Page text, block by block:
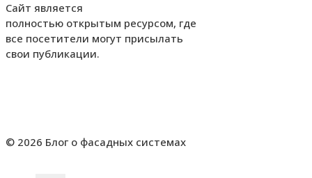
Сайт является
полностью открытым ресурсом, где
все посетители могут присылать
свои публикации.
© 2026 Блог о фасадных системах